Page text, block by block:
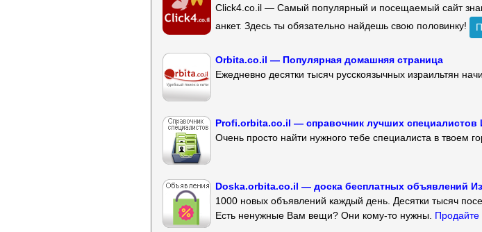
Click4.co.il — Самый популярный и посещаемый сайт
анкет. Здесь ты обязательно найдешь свою половинку!
Orbita.co.il — Популярная домашняя страница
Ежедневно десятки тысяч русскоязычных израильтян
Profi.orbita.co.il — справочник лучших специалистов
Очень просто найти нужного тебе специалиста в твоем
Doska.orbita.co.il — доска бесплатных объявлений
1000 новых объявлений каждый день. Десятки тысяч
Есть ненужные Вам вещи? Они кому-то нужны. Продайте